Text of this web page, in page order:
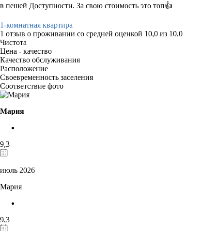
в пешей Доступности. За свою стоимость это топ👍
1-комнатная квартира
1 отзыв о проживании со средней оценкой 10,0 из 10,0
Чистота
Цена - качество
Качество обслуживания
Расположение
Своевременность заселения
Соответствие фото
Мария
9,3
июль 2026
Мария
9,3